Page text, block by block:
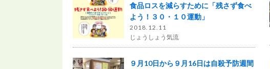
食品ロスを減らすために「残さず食べ
よう！３０・１０運動」
2018.12.11
じょうしょう気流
９月10日から９月16日は自殺予防週間